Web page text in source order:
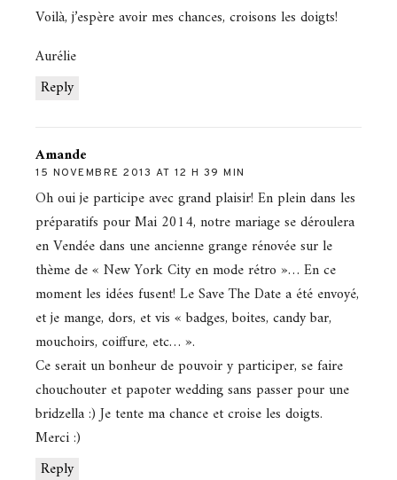
Reply
Voilà, j’espère avoir mes chances, croisons les doigts!
Aurélie
Amande
15 NOVEMBRE 2013 AT 12 H 39 MIN
Reply
Oh oui je participe avec grand plaisir! En plein dans les
préparatifs pour Mai 2014, notre mariage se déroulera
en Vendée dans une ancienne grange rénovée sur le
thème de « New York City en mode rétro »… En ce
moment les idées fusent! Le Save The Date a été envoyé,
et je mange, dors, et vis « badges, boites, candy bar,
mouchoirs, coiffure, etc… ».
Ce serait un bonheur de pouvoir y participer, se faire
chouchouter et papoter wedding sans passer pour une
bridzella :) Je tente ma chance et croise les doigts.
Merci :)